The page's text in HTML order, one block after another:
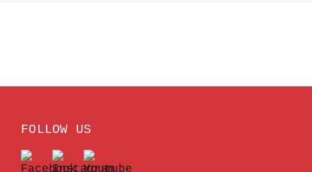
FOLLOW US